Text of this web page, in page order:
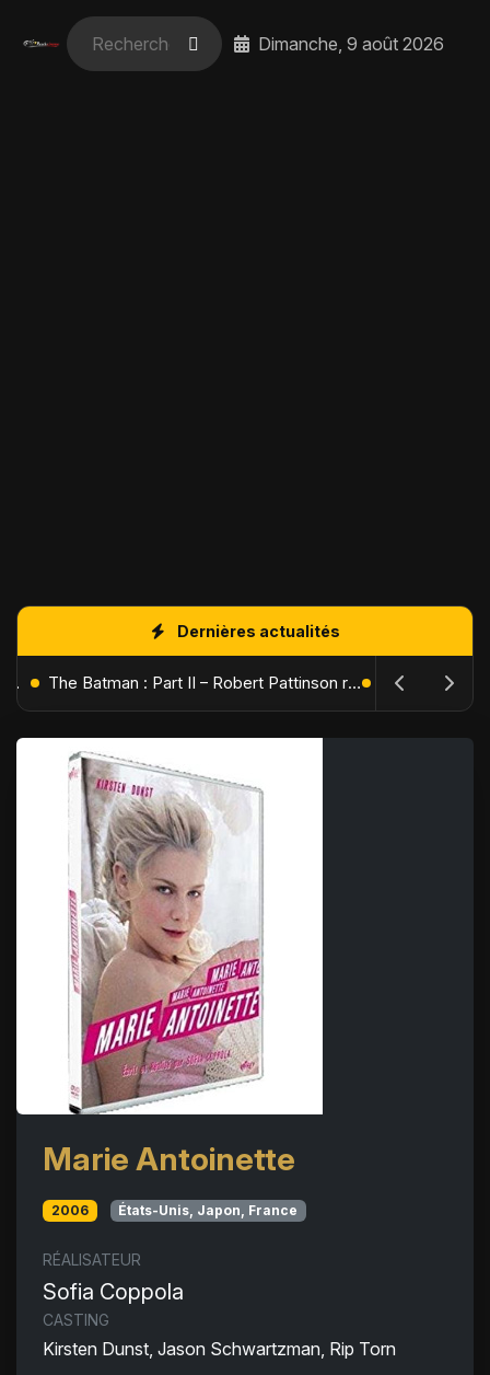
Dimanche, 9 août 2026
Dernières actualités
L'Âge de Glace : Le Réveil du Volcan – Manny, Sid et Diego de retour pour une aventure explosive The Batman : Part II – Robert Pattinson replonge dans les ténèbres de Gotham dès octobre 2027
Marie Antoinette
2006 États-Unis, Japon, France
RÉALISATEUR
Sofia Coppola
CASTING
Kirsten Dunst, Jason Schwartzman, Rip Torn